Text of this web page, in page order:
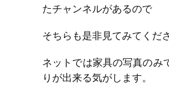
たチャンネルがあるので
そちらも是非見てみてくだ
ネットでは家具の写真のみ
りが出来る気がします。